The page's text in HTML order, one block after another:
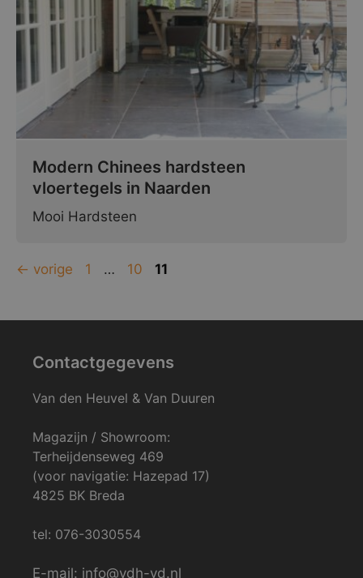
Modern Chinees hardsteen
vloertegels in Naarden
Mooi Hardsteen
← vorige Pagina
1 … Pagina
10 Pagina
11
Contactgegevens
Van den Heuvel & Van Duuren
Magazijn / Showroom:
Terheijdenseweg 469
(voor navigatie: Hazepad 17)
4825 BK Breda
tel: 076-3030554
E-mail: info@vdh-vd.nl